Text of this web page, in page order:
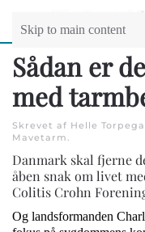
Skip to main content
Sådan er
med
Skrevet af Helle
Mavetarm.
Danmark skal fjerne
åben snak om livet
Colitis Crohn
Og landsformanden